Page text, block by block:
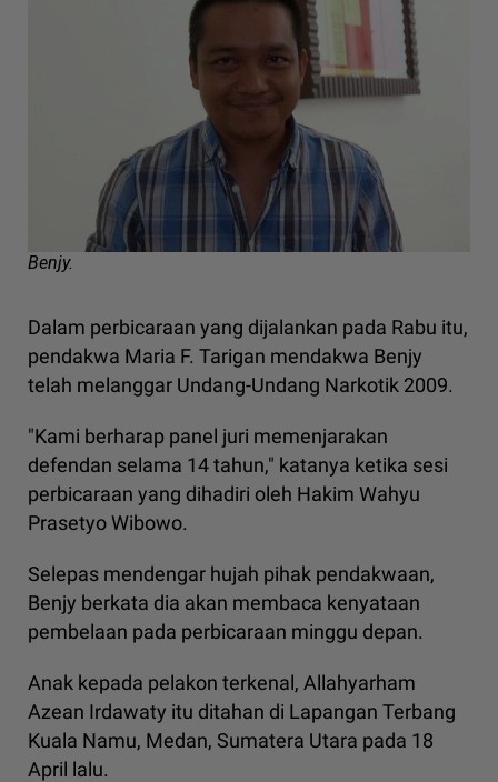
Benjy.
Dalam perbicaraan yang dijalankan pada Rabu itu,
pendakwa Maria F. Tarigan mendakwa Benjy
telah melanggar Undang-Undang Narkotik 2009.
"Kami berharap panel juri memenjarakan
defendan selama 14 tahun," katanya ketika sesi
perbicaraan yang dihadiri oleh Hakim Wahyu
Prasetyo Wibowo.
Selepas mendengar hujah pihak pendakwaan,
Benjy berkata dia akan membaca kenyataan
pembelaan pada perbicaraan minggu depan.
Anak kepada pelakon terkenal, Allahyarham
Azean Irdawaty itu ditahan di Lapangan Terbang
Kuala Namu, Medan, Sumatera Utara pada 18
April lalu.